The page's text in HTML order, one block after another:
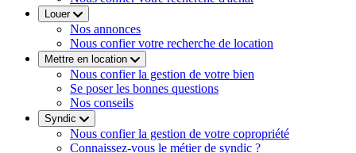
Louer
Nos annonces
Nous confier votre recherche de location
Mettre en location
Nous confier la gestion de votre bien
Se poser les bonnes questions
Nos conseils
Syndic
Nous confier la gestion de votre copropriété
Connaissez-vous le métier de syndic ?